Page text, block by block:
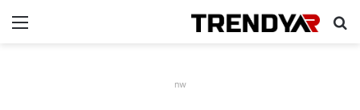
بحث عن
nw